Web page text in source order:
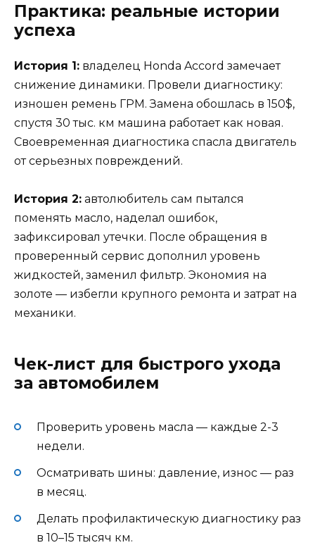
Практика: реальные истории
успеха
История 1: владелец Honda Accord замечает
снижение динамики. Провели диагностику:
изношен ремень ГРМ. Замена обошлась в 150$,
спустя 30 тыс. км машина работает как новая.
Своевременная диагностика спасла двигатель
от серьезных повреждений.
История 2: автолюбитель сам пытался
поменять масло, наделал ошибок,
зафиксировал утечки. После обращения в
проверенный сервис дополнил уровень
жидкостей, заменил фильтр. Экономия на
золоте — избегли крупного ремонта и затрат на
механики.
Чек-лист для быстрого ухода
за автомобилем
Проверить уровень масла — каждые 2-3
недели.
Осматривать шины: давление, износ — раз
в месяц.
Делать профилактическую диагностику раз
в 10–15 тысяч км.